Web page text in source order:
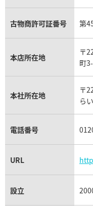
アクアマリン買取
オメガ買取
カルティエ買取
フランク ミュラー買取
リシャール・ミル買取
パネライ買取
チューダー（チュードル
プラダ買取
モーブッサン買取
古物商許可証番号 第
本店所在地
〒
町
本社所在地
〒
ら
電話番号
URL
設立